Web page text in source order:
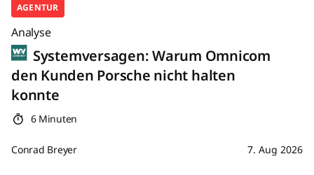
AGENTUR
Analyse
Systemversagen: Warum Omnicom
den Kunden Porsche nicht halten
konnte
6 Minuten
Conrad Breyer 7. Aug 2026